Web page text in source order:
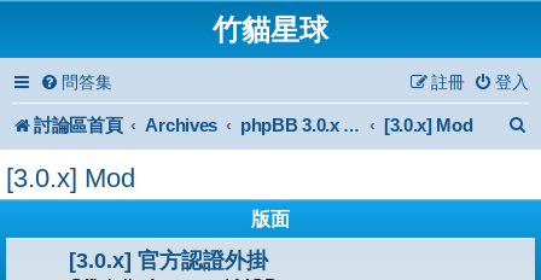
竹貓星球
問答集 登入
註冊
討論區首頁 Archives phpBB 3.0.x Forum Archive [3.0.x] Mod
[3.0.x] Mod
版面
[3.0.x] 官方認證外掛